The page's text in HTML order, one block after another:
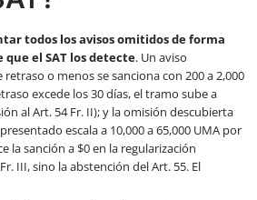
todos los avisos omitidos de forma
el SAT los detecte. Un aviso
o menos se sanciona con 200 a 2,000
excede los 30 días, el tramo sube a
al Art. 54 Fr. II); y la omisión descubierta
escala a 10,000 a 65,000 UMA por
la sanción a $0 en la regularización
III, sino la abstención del Art. 55. El